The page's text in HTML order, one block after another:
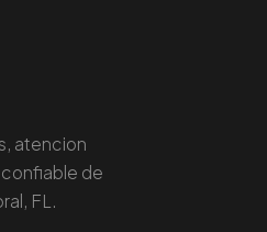
atencion
de
FL.